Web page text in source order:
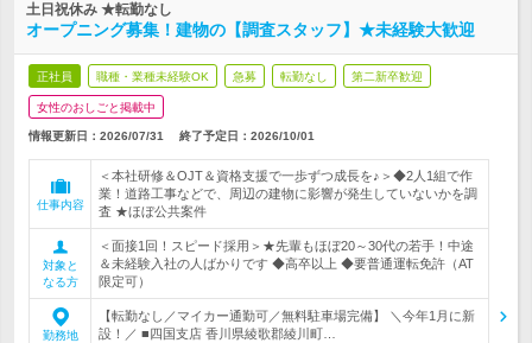
土日祝休み ★転勤なし
オープニング募集！建物の【調査スタッフ】★未経験大歓迎
正社員 職種・業種未経験OK 急募 転勤なし 第二新卒歓迎
女性のおしごと掲載中
情報更新日：2026/07/31 終了予定日： 2026/10/01
仕事内容
＜本社研修＆OJT＆資格支援で一歩ずつ成長を♪＞◆2人1組で作
業！道路工事などで、周辺の建物に影響が発生していないかを調
査 ★ほぼ公共案件
対象と
なる方
＜面接1回！スピード採用＞★先輩もほぼ20～30代の若手！中途
＆未経験入社の人ばかりです ◆高卒以上 ◆要普通運転免許（AT
限定可）
勤務地
【転勤なし／マイカー通勤可／無料駐車場完備】 ＼今年1月に新
設！／ ■四国支店 香川県綾歌郡綾川町…